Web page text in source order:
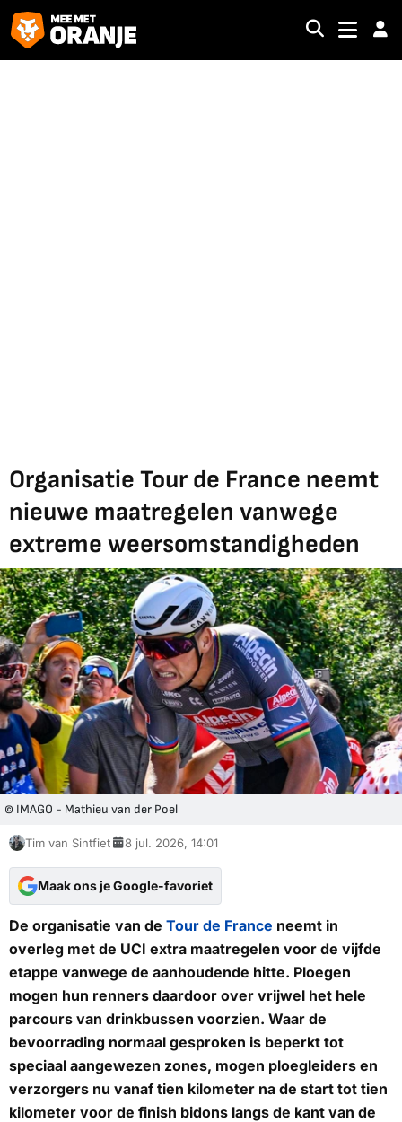
Organisatie Tour de France neemt
nieuwe maatregelen vanwege
extreme weersomstandigheden
© IMAGO - Mathieu van der Poel
Tim van Sintfiet 8 jul. 2026, 14:01
Maak ons je Google-favoriet
De organisatie van de Tour de France neemt in
overleg met de UCI extra maatregelen voor de vijfde
etappe vanwege de aanhoudende hitte. Ploegen
mogen hun renners daardoor over vrijwel het hele
parcours van drinkbussen voorzien. Waar de
bevoorrading normaal gesproken is beperkt tot
speciaal aangewezen zones, mogen ploegleiders en
verzorgers nu vanaf tien kilometer na de start tot tien
kilometer voor de finish bidons langs de kant van de